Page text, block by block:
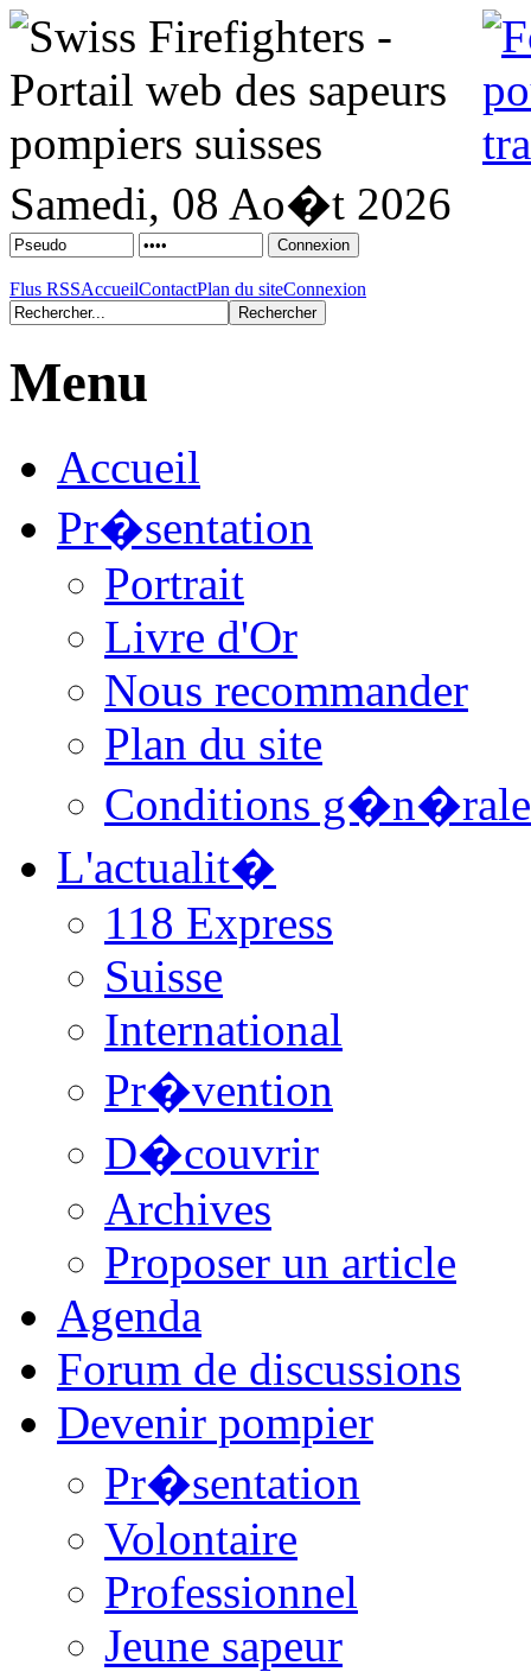
Samedi, 08 Ao�t 2026
Flus RSSAccueilContactPlan du siteConnexion
Menu
Accueil
Pr�sentation
Portrait
Livre d'Or
Nous recommander
Plan du site
Conditions
L'actualit�
118 Express
Suisse
International
Pr�vention
D�couvrir
Archives
Proposer un article
Agenda
Forum de discussions
Devenir pompier
Pr�sentation
Volontaire
Professionnel
Jeune sapeur